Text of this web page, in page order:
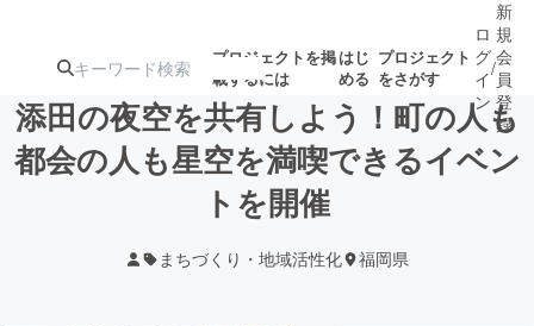
プロジェクトを掲
載するには
はじ
める
プロジェクト
をさがす
注目の新着プロ募集終了が近いプ
ロ
グ
イ
ン
/
新
規
会
員
登
録
添田の夜空を共有しよう！町の人も
都会の人も星空を満喫できるイベン
トを開催
まちづくり・地域活性化 福岡県